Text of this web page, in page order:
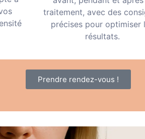
traitement, avec des
précises pour optimiser
résultats.
Prendre rendez-vous !